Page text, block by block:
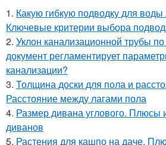
1. Какую гибкую подводку для
Ключевые критерии выбора
2. Уклон канализационной трубы
документ регламентирует
канализации?
3. Толщина доски для пола и
Расстояние между лагами пола
4. Размер дивана углового. Плюсы
диванов
5. Растения для кашпо на даче.